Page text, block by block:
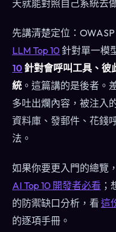
天就能對照自己系統去
先講清楚定位：
LLM Top 10 針對單一模
10 針對會呼叫工具、
統 。這篇講的是後者。
多吐出爛內容，被注入
資料庫、發郵件、花錢
法。
如果你要更入門的總覽
AI Top 10 開發者必看
的防禦缺口分析，看 這
的逐項手冊。